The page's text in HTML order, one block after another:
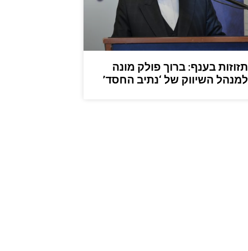
תזוזות בענף: ברוך פולק מונה
למנהל השיווק של ‘נתיב החסד’